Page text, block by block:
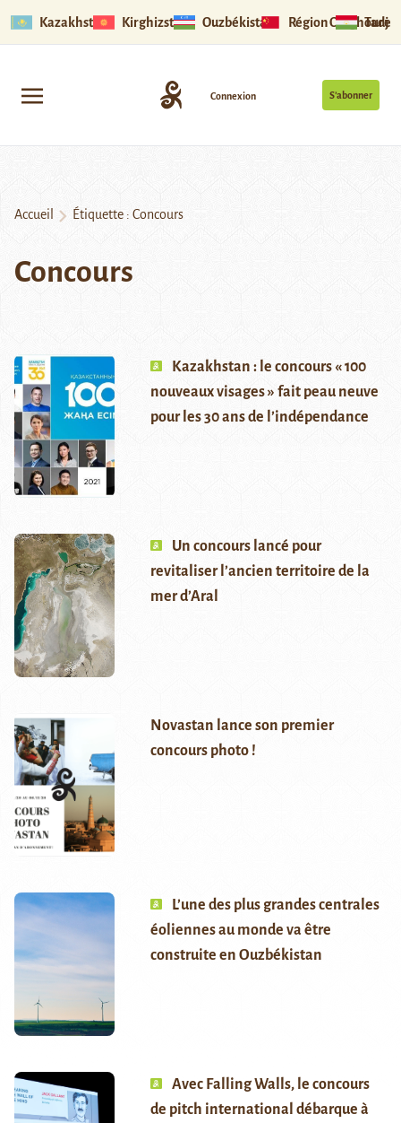
Kazakhstan Kirghizstan Ouzbékistan Région Ouïghoure
S’abonner
Connexion
Accueil Étiquette : Concours
Concours
Kazakhstan : le concours « 100
nouveaux visages » fait peau neuve
pour les 30 ans de l’indépendance
Un concours lancé pour
revitaliser l’ancien territoire de la
mer d’Aral
Novastan lance son premier
concours photo !
L’une des plus grandes centrales
éoliennes au monde va être
construite en Ouzbékistan
Avec Falling Walls, le concours
de pitch international débarque à